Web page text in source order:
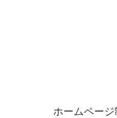
ホームペー